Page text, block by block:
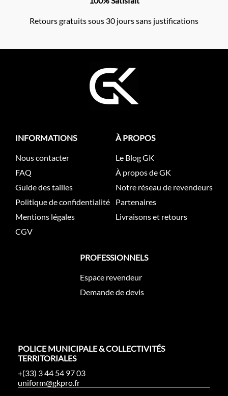
Retours gratuits sous 30 jours sans justifications
INFORMATIONS
Nous contacter
FAQ
Guide des tailles
Politique de confidentialité
Mentions légales
CGV
À PROPOS
Le Blog GK
À propos de GK
Notre réseau de revendeurs
Partenaires
Livraisons et retours
PROFESSIONNELS
Espace revendeur
Demande de devis
POLICE MUNICIPALE & COLLECTIVITÉS
TERRITORIALES
+(33) 3 44 54 97 03
uniform@gkpro.fr